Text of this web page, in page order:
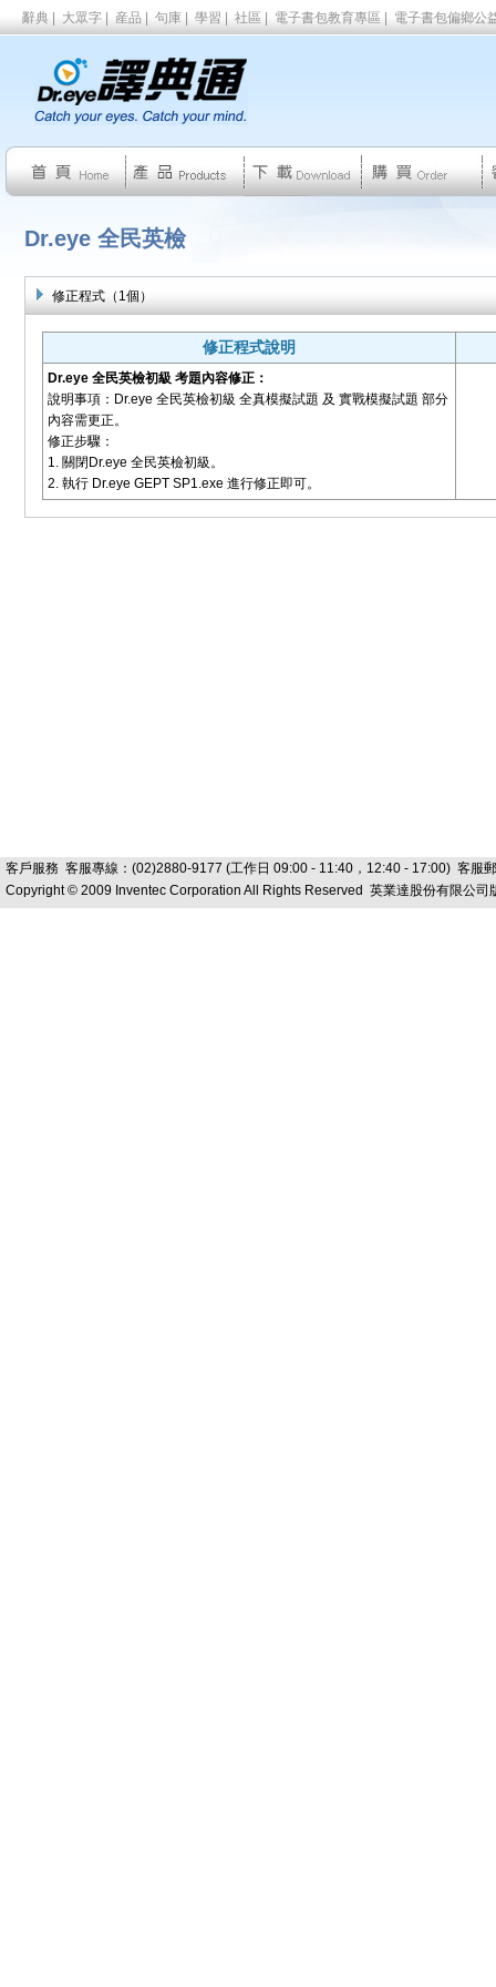
辭典 大眾字 産品 句庫 學習 社區 電子書包教育專區 電子書包偏鄉公
Dr.eye 全民英檢
修正程式（1個）
修正程式說明
Dr.eye 全民英檢初級 考題內容修正：
說明事項：Dr.eye 全民英檢初級 全真模擬試題 及 實戰模擬試題 部分
內容需更正。
修正步驟：
1. 關閉Dr.eye 全民英檢初級。
2. 執行 Dr.eye GEPT SP1.exe 進行修正即可。
客戶服務 客服專線：(02)2880-9177 (工作日 09:00 - 11:40，12:40 - 17:00) 客服
Copyright © 2009 Inventec Corporation All Rights Reserved 英業達股份有限公司